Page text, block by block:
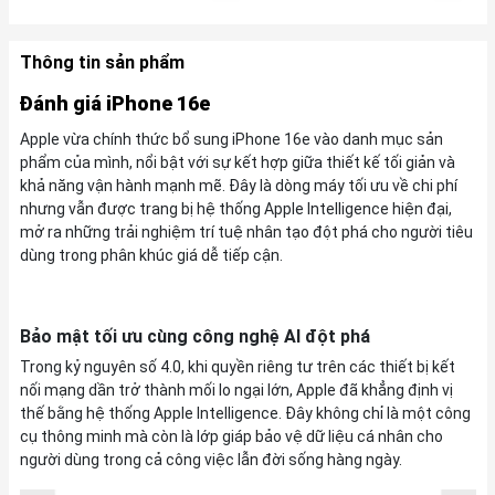
Thông tin sản phẩm
Đánh giá iPhone 16e
Apple vừa chính thức bổ sung iPhone 16e vào danh mục sản
phẩm của mình, nổi bật với sự kết hợp giữa thiết kế tối giản và
khả năng vận hành mạnh mẽ. Đây là dòng máy tối ưu về chi phí
nhưng vẫn được trang bị hệ thống Apple Intelligence hiện đại,
mở ra những trải nghiệm trí tuệ nhân tạo đột phá cho người tiêu
dùng trong phân khúc giá dễ tiếp cận.
Bảo mật tối ưu cùng công nghệ AI đột phá
Trong kỷ nguyên số 4.0, khi quyền riêng tư trên các thiết bị kết
nối mạng dần trở thành mối lo ngại lớn, Apple đã khẳng định vị
thế bằng hệ thống Apple Intelligence. Đây không chỉ là một công
cụ thông minh mà còn là lớp giáp bảo vệ dữ liệu cá nhân cho
người dùng trong cả công việc lẫn đời sống hàng ngày.